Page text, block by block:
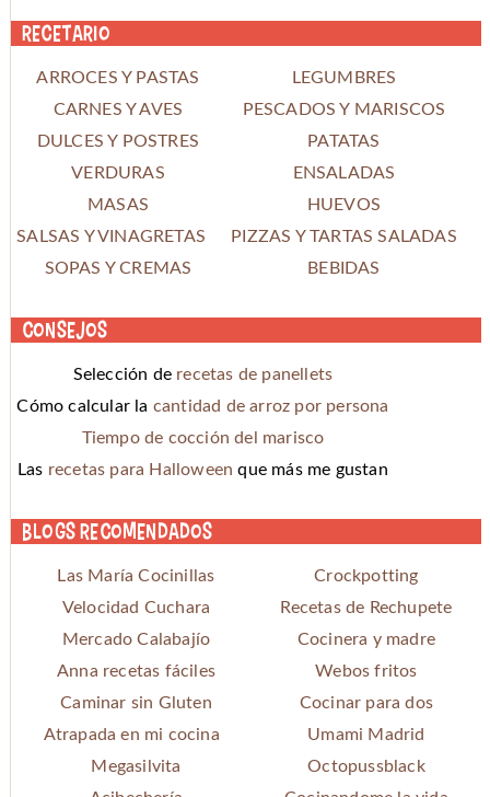
Recetario
ARROCES Y PASTAS
LEGUMBRES
CARNES Y AVES
PESCADOS Y MARISCOS
DULCES Y POSTRES
PATATAS
VERDURAS
ENSALADAS
MASAS
HUEVOS
SALSAS Y VINAGRETAS
PIZZAS Y TARTAS SALADAS
SOPAS Y CREMAS
BEBIDAS
Consejos
Selección de recetas de panellets
Cómo calcular la cantidad de arroz por persona
Tiempo de cocción del marisco
Las recetas para Halloween que más me gustan
Blogs recomendados
Las María Cocinillas
Crockpotting
Velocidad Cuchara
Recetas de Rechupete
Mercado Calabajío
Cocinera y madre
Anna recetas fáciles
Webos fritos
Caminar sin Gluten
Cocinar para dos
Atrapada en mi cocina
Umami Madrid
Megasilvita
Octopussblack